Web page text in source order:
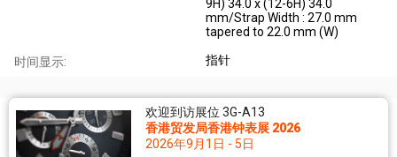
9H) 34.0 x (12-6H) 34.0
mm/Strap Width : 27.0 mm
tapered to 22.0 mm (W)
时间显示: 指针
欢迎到访展位 3G-A13
香港贸发局香港钟表展 2026
2026年9月1日 - 5日